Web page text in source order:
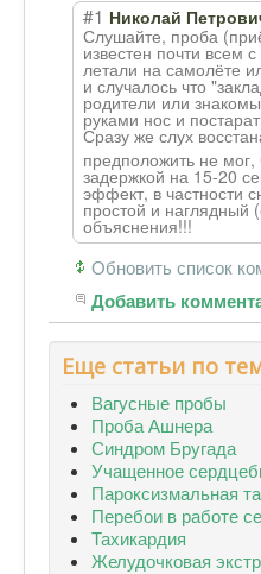
#1 Николай
Слушайте, проба
известен почти всем
летали на самолёте
и случалось что
родители или
руками нос и
Сразу же слух
предположить не мог,
задержкой на 15-20
эффект, в частности
простой и наглядный
объяснения!!!
Обновить список
Добавить
Еще статьи по
Вагусные пробы
Проба Ашнера
Синдром Бругада
Учащенное
Пароксизмальная
Перебои в работе
Тахикардия
Желудочковая